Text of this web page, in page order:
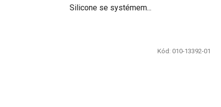
Silicone se systémem...
Kód: 010-13392-01